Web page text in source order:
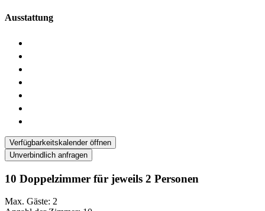
Ausstattung
Verfügbarkeitskalender öffnen
Unverbindlich anfragen
10 Doppelzimmer für jeweils 2 Personen
Max. Gäste: 2